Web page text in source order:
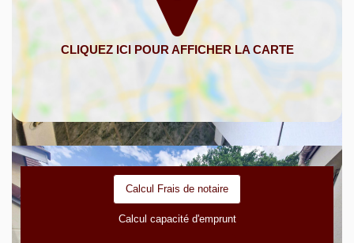
Calcul Frais de notaire
Calcul capacité d'emprunt